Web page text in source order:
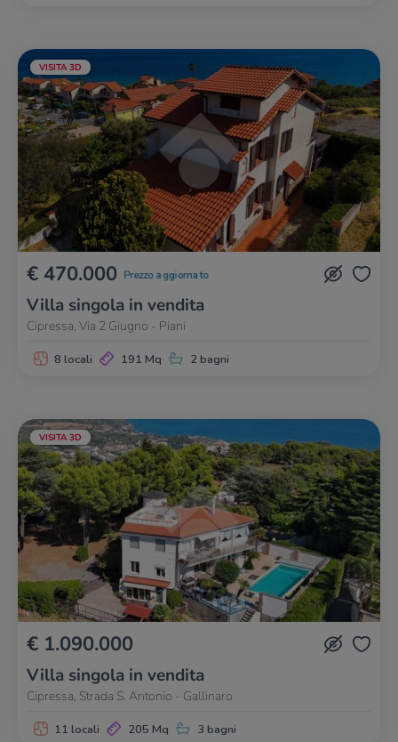
VISITA 3D
€ 470.000 Prezzo aggiornato
Villa singola in vendita
Cipressa, Via 2 Giugno - Piani
8 locali 191 Mq 2 bagni
VISITA 3D
€ 1.090.000
Villa singola in vendita
Cipressa, Strada S. Antonio - Gallinaro
11 locali 205 Mq 3 bagni